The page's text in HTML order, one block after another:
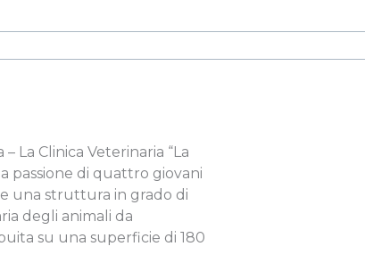
La Clinica Veterinaria “La
passione di quattro giovani
una struttura in grado di
degli animali da
su una superficie di 180